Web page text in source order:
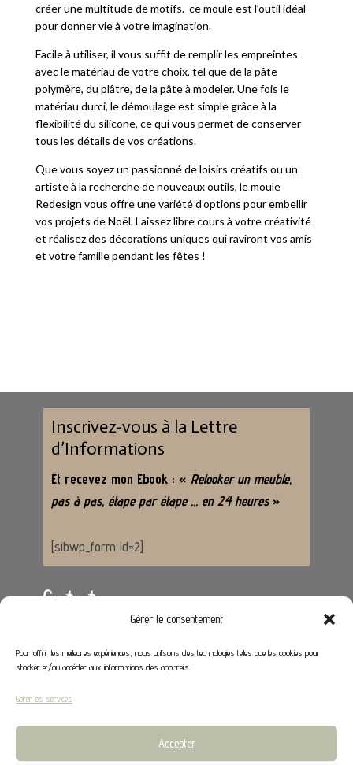
Gérer le consentement
Pour offrir les meilleures expériences, nous utilisons des technologies telles que les cookies pour
stocker et/ou accéder aux informations des appareils.
Gérer les services
Accepter
créer une multitude de motifs. ce moule est l’outil idéal
pour donner vie à votre imagination.
Facile à utiliser, il vous suffit de remplir les empreintes
avec le matériau de votre choix, tel que de la pâte
polymère, du plâtre, de la pâte à modeler. Une fois le
matériau durci, le démoulage est simple grâce à la
flexibilité du silicone, ce qui vous permet de conserver
tous les détails de vos créations.
Que vous soyez un passionné de loisirs créatifs ou un
artiste à la recherche de nouveaux outils, le moule
Redesign vous offre une variété d’options pour embellir
vos projets de Noël. Laissez libre cours à votre créativité
et réalisez des décorations uniques qui raviront vos amis
et votre famille pendant les fêtes !
Inscrivez-vous à la Lettre
d’Informations
Et recevez mon Ebook : « Relooker un meuble,
pas à pas, étape par étape … en 24 heures »
[sibwp_form id=2]
Contact
contact@stephaniedeco.fr
Liens utiles